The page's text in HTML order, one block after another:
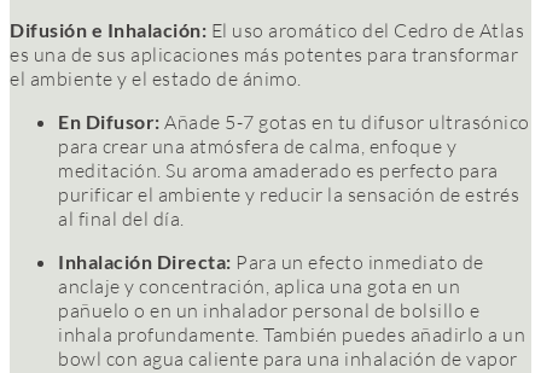
Difusión e Inhalación: El uso aromático del Cedro de Atlas
es una de sus aplicaciones más potentes para transformar
el ambiente y el estado de ánimo.
En Difusor: Añade 5-7 gotas en tu difusor ultrasónico
para crear una atmósfera de calma, enfoque y
meditación. Su aroma amaderado es perfecto para
purificar el ambiente y reducir la sensación de estrés
al final del día.
Inhalación Directa: Para un efecto inmediato de
anclaje y concentración, aplica una gota en un
pañuelo o en un inhalador personal de bolsillo e
inhala profundamente. También puedes añadirlo a un
bowl con agua caliente para una inhalación de vapor